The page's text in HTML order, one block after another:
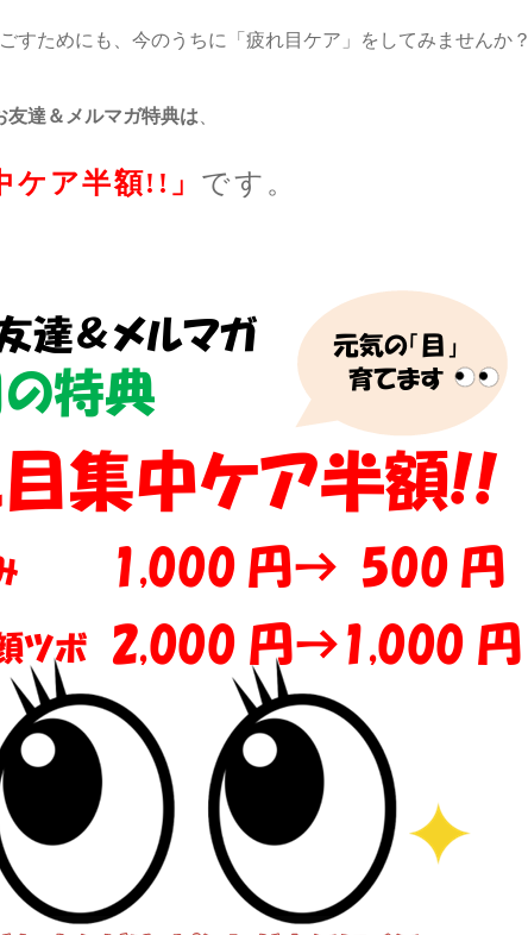
すためにも、今のうちに「疲れ目ケア」をしてみませんか？
友達＆メルマガ特典は
ケア半額!!」 です。